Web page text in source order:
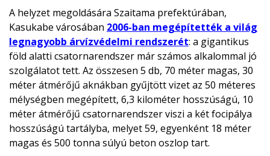
A helyzet megoldására Szaitama prefektúrában,
Kasukabe városában 2006-ban megépítették a világ
legnagyobb árvízvédelmi rendszerét: a gigantikus
föld alatti csatornarendszer már számos alkalommal jó
szolgálatot tett. Az összesen 5 db, 70 méter magas, 30
méter átmérőjű aknákban gyűjtött vizet az 50 méteres
mélységben megépített, 6,3 kilométer hosszúságú, 10
méter átmérőjű csatornarendszer viszi a két focipálya
hosszúságú tartályba, melyet 59, egyenként 18 méter
magas és 500 tonna súlyú beton oszlop tart.